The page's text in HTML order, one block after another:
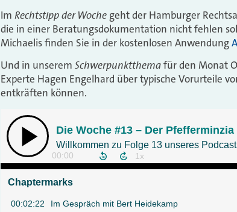
Im Rechtstipp der Woche geht der Hamburger
die in einer Beratungsdokumentation nicht fehlen
Michaelis finden Sie in der kostenlosen Anwendung
Und in unserem Schwerpunktthemafür den Monat
Experte Hagen Engelhard über typische Vorurteile
entkräften können.